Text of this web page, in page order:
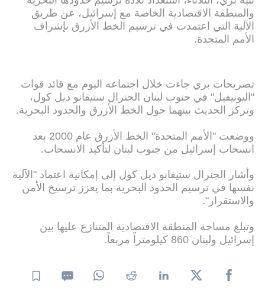
والمنطقة الاقتصادية الخاصة مع إسرائيل، عن طريق
الآلية التي اعتمدت في ترسيم الخط الأزرق بإشراف
الأمم المتحدة.
تصريحات بري جاءت خلال اجتماعه اليوم مع قائد قوات
"اليونيفيل" في جنوب لبنان الجنرال ستيفانو ديل كول،
وتركز الحديث بينهما حول الخط الأزرق والحدود البحرية.
ووضعت "الأمم المتحدة" الخط الأزرق عام 2000 بعد
انسحاب إسرائيل من جنوب لبنان لتأكيد الانسحاب.
وأشار الجنرال ستيفانو ديل كول إلى إمكانية اعتماد "الآلية
نفسها في ترسيم الحدود البحرية بما يعزز ترسيخ الأمن
والاستقرار".
وتبلغ مساحة المنطقة الاقتصادية المتنازع عليها بين
إسرائيل ولبنان 860 كيلومتراً مربعاً.